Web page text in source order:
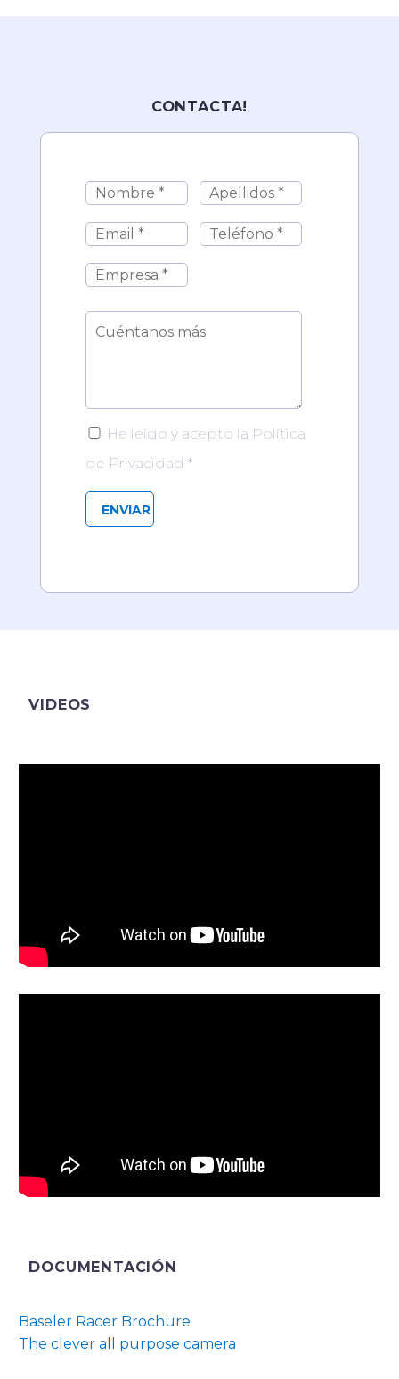
CONTACTA!
He leído y acepto la Política
de Privacidad *
VIDEOS
DOCUMENTACIÓN
Baseler Racer Brochure
The clever all purpose camera